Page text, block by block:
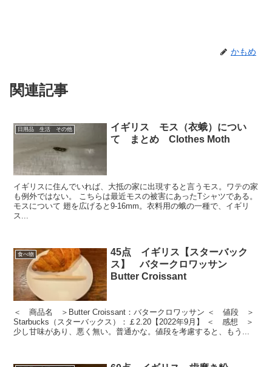
かもめ
関連記事
日用品 生活 その他
イギリス モス（衣蛾）につい
て まとめ Clothes Moth
イギリスに住んでいれば、大抵の家に出現すると言うモス。ワテの家
も例外ではない。 こちらは最近モスの被害にあったTシャツである。
モスについて 翅を広げると9-16mm。衣料用の蛾の一種で、イギリ
ス...
食べ物
45点 イギリス【スターバック
ス】 バタークロワッサン
Butter Croissant
＜ 商品名 ＞Butter Croissant：バタークロワッサン ＜ 値段 ＞
Starbucks（スターバックス）：￡2.20【2022年9月】 ＜ 感想 ＞
少し甘味があり、悪く無い。普通かな。値段を考慮すると、もう...